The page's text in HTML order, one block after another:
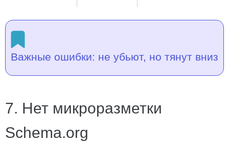
Важные ошибки: не убьют, но тянут вниз
7. Нет микроразметки
Schema.org